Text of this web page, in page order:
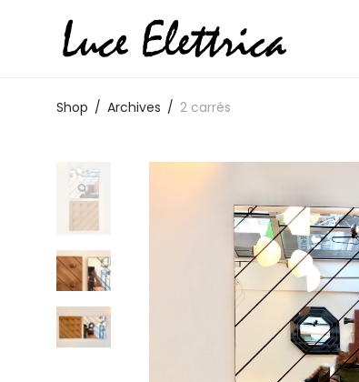
Shop / Archives / 2 carrés